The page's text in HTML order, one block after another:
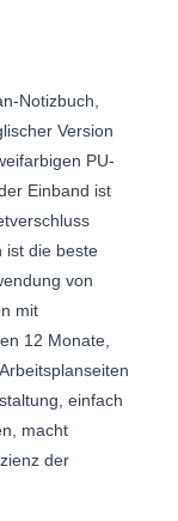
Notizbuch,
Version
PU-
Einband ist
ist die beste
von
mit
12 Monate,
einfach
macht
der